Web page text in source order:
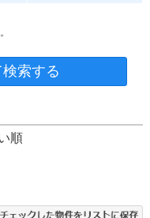
索する
順